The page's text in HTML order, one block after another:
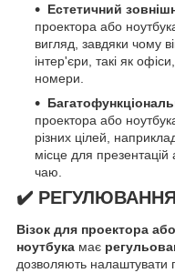
Естетичний
проектора або
вигляд, завдяки чому
інтер'єри, такі як
номери.
проектора або
різних цілей,
місце для
чаю.
✔️ РЕГУЛЮВАННЯ
Візок для проектора
ноутбука має
дозволяють налаштувати